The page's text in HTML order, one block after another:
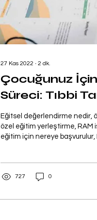
27 Kas 2022 ∙ 2 dk.
Çocuğunuz
Süreci: Tıbbi
Eğitsel değerlendirme nedir,
özel eğitim yerleştirme, RAM işlemleri nedir, Özel eğitim başvuru, özel
eğitim için nereye başvurulur,
727 0